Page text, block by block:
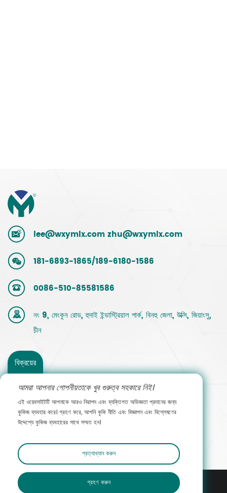
lee@wxymlx.com zhu@wxymlx.com
181-6893-1865/189-6180-1586
0086-510-85581586
নং 9, মেংকুন রোড, হুদাই ইন্ডাস্ট্রিয়াল পার্ক, বিনহু জেলা, উক্সি, জিয়াংসু,
চীন
বিক্রয়ের
সাথে
যোগাযোগ
আমরা আপনার গোপনীয়তাকে খুব গুরুত্ব সহকারে নিই।
এই ওয়েবসাইটটি আপনাকে আরও নিরাপদ এবং ব্যক্তিগত অভিজ্ঞতা প্রদানের জন্য
কুকিজ ব্যবহার করে। গ্রহণ করে, আপনি কুকি নীতি এবং বিজ্ঞাপন এবং বিশ্লেষণের
উদ্দেশ্যে কুকিজ ব্যবহারের সাথে সম্মত হন।
প্রত্যাখ্যান করুন
গ্রহণ করুন